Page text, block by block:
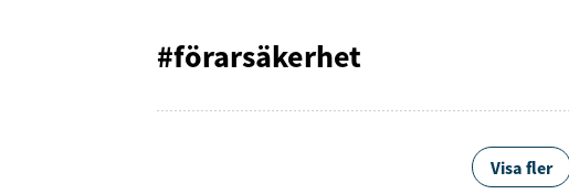
#förarsäkerhet
Visa fler
Få den senaste